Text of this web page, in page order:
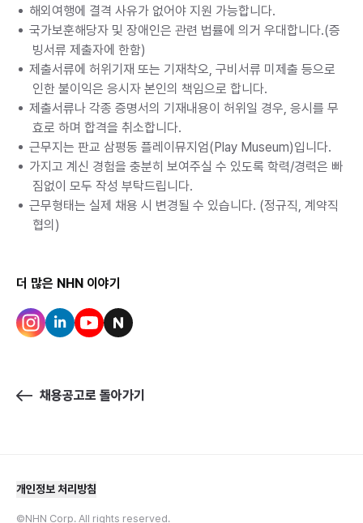
해외여행에 결격 사유가 없어야 지원 가능합니다.
국가보훈해당자 및 장애인은 관련 법률에 의거 우대합니다.(증
빙서류 제출자에 한함)
제출서류에 허위기재 또는 기재착오, 구비서류 미제출 등으로
인한 불이익은 응시자 본인의 책임으로 합니다.
제출서류나 각종 증명서의 기재내용이 허위일 경우, 응시를 무
효로 하며 합격을 취소합니다.
근무지는 판교 삼평동 플레이뮤지엄(Play Museum)입니다.
가지고 계신 경험을 충분히 보여주실 수 있도록 학력/경력은 빠
짐없이 모두 작성 부탁드립니다.
근무형태는 실제 채용 시 변경될 수 있습니다. (정규직, 계약직
협의)
더 많은 NHN 이야기
채용공고로 돌아가기
개인정보 처리방침
©NHN Corp. All rights reserved.